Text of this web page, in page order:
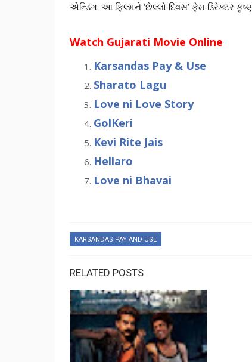
એન્ડિંગ. આ ફિલ્મને ‘છેલ્લો દિવસ’ ફેમ ડિરેક્ટર
Watch Gujarati Movie Online
Karsandas Pay & Use
Sharato Lagu
Love ni Love Story
GolKeri
Kevi Rite Jais
Hellaro
Love ni Bhavai
KARSANDAS PAY AND USE
RELATED POSTS